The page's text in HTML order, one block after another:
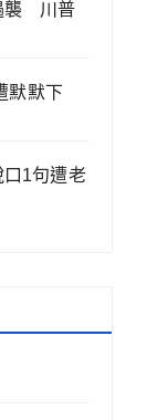
襲 川普
默默下
1句遭老